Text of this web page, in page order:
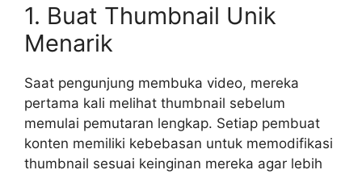
1. Buat Thumbnail Unik
Menarik
Saat pengunjung membuka video, mereka
pertama kali melihat thumbnail sebelum
memulai pemutaran lengkap. Setiap pembuat
konten memiliki kebebasan untuk memodifikasi
thumbnail sesuai keinginan mereka agar lebih